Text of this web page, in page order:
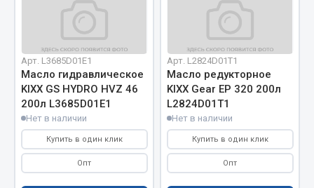
Двигатель
Мост задний
Система питания
Система выпуска газа
Система охлаждения
Сцепление
Тормозная система
Арт. L3685D01E1
Масло гидравлическое
KIXX GS HYDRO HVZ 46
200л L3685D01E1
Нет в наличии
Купить в один клик
Опт
Арт. L2824D01T1
Масло редукторное
KIXX Gear EP 320 200л
L2824D01T1
Нет в наличии
Купить в один клик
Опт